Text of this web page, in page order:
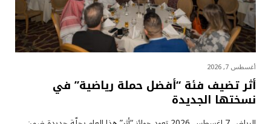
أغسطس 7, 2026
أثر تضيف فئة “أفضل حملة رياضية” في
نسختها الجديدة